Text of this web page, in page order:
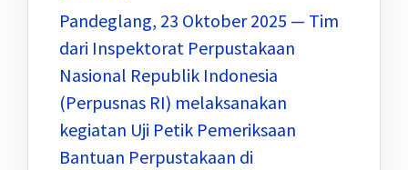
Pandeglang, 23 Oktober 2025 — Tim
dari Inspektorat Perpustakaan
Nasional Republik Indonesia
(Perpusnas RI) melaksanakan
kegiatan Uji Petik Pemeriksaan
Bantuan Perpustakaan di